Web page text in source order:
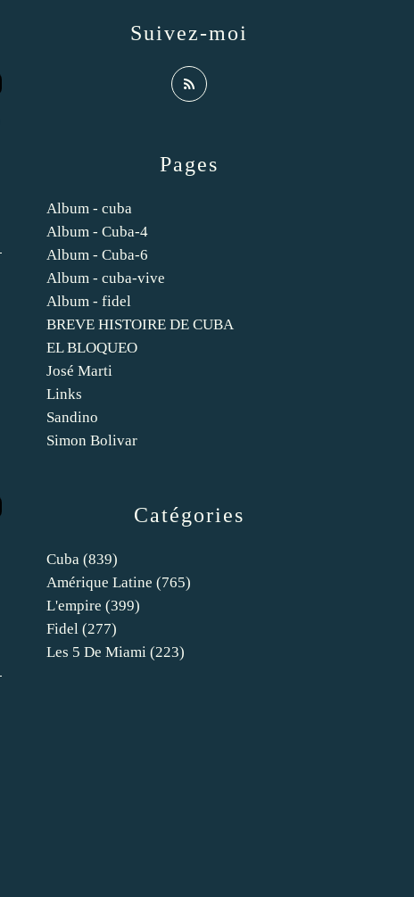
Catégories
Cuba (839)
Amérique Latine (765)
L'empire (399)
Fidel (277)
Les 5 De Miami (223)
Pages
Album - cuba
Album - Cuba-4
Album - Cuba-6
Album - cuba-vive
Album - fidel
BREVE HISTOIRE DE CUBA
EL BLOQUEO
José Marti
Links
Sandino
Simon Bolivar
Suivez-moi